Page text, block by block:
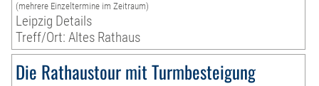
(mehrere Einzeltermine im Zeitraum)
Leipzig Details
Treff/Ort: Altes Rathaus
Die Rathaustour mit Turmbesteigung